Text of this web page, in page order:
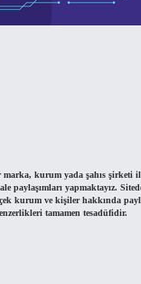
kurum yada şahıs şirketi
paylaşımları yapmaktayız.
kurum ve kişiler hakkında
tamamen tesadüfidir.